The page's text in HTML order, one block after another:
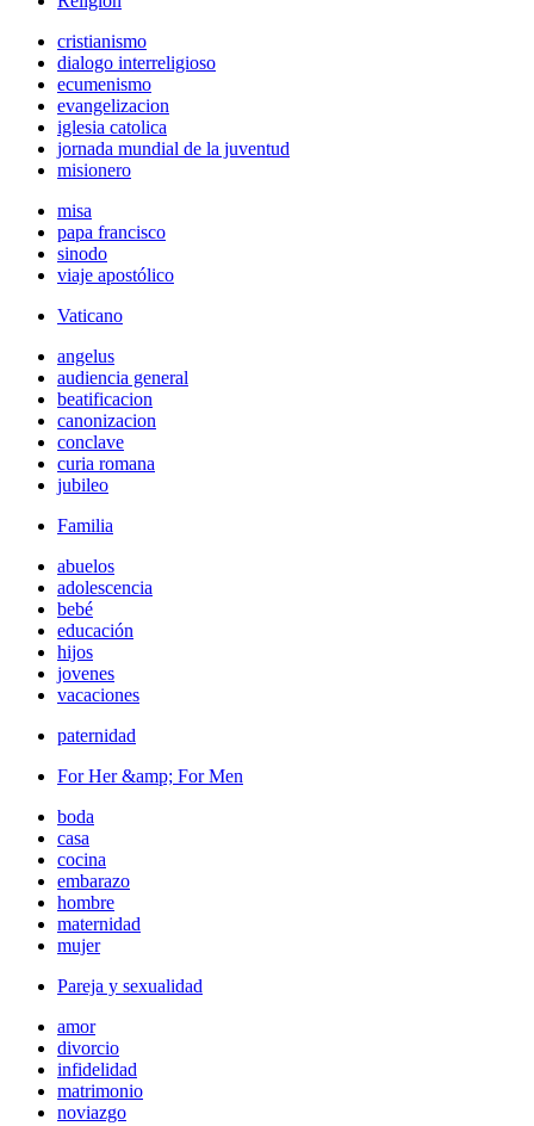
cristianismo
dialogo interreligioso
ecumenismo
evangelizacion
iglesia catolica
jornada mundial de la juventud
misionero
misa
papa francisco
sinodo
viaje apostólico
Vaticano
angelus
audiencia general
beatificacion
canonizacion
conclave
curia romana
jubileo
Familia
abuelos
adolescencia
bebé
educación
hijos
jovenes
vacaciones
paternidad
For Her &amp; For Men
boda
casa
cocina
embarazo
hombre
maternidad
mujer
Pareja y sexualidad
amor
divorcio
infidelidad
matrimonio
noviazgo